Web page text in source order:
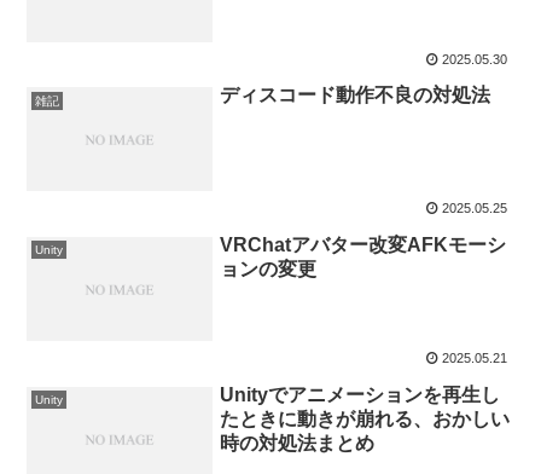
2025.05.30
雑記 ディスコード動作不良の対処法
2025.05.25
Unity
VRChatアバター改変AFKモーシ
ョンの変更
2025.05.21
Unity
Unityでアニメーションを再生し
たときに動きが崩れる、おかしい
時の対処法まとめ